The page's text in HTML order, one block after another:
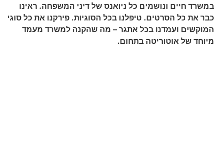
במשרד חיים ונושמים כל ניואנס של דיני המשפחה. ראינו
כבר את כל הסרטים. טיפלנו בכל הסוגיות. פירקנו את כל סוגי
המוקשים ועמדנו בכל אתגר – מה שהקנה למשרד מעמד
מיוחד של אוטוריטה בתחום.